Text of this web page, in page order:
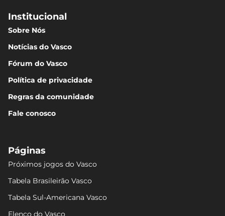
Institucional
Sobre Nós
Notícias do Vasco
Fórum do Vasco
Política de privacidade
Regras da comunidade
Fale conosco
Páginas
Próximos jogos do Vasco
Tabela Brasileirão Vasco
Tabela Sul-Americana Vasco
Elenco do Vasco